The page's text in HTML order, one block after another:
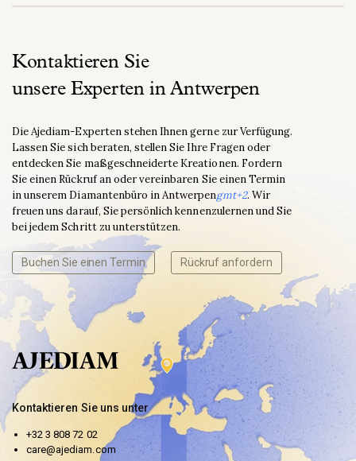
Kontaktieren Sie
unsere Experten in Antwerpen
Die Ajediam-Experten stehen Ihnen gerne zur Verfügung.
Lassen Sie sich beraten, stellen Sie Ihre Fragen oder
entdecken Sie maßgeschneiderte Kreationen. Fordern
Sie einen Rückruf an oder vereinbaren Sie einen Termin
in unserem Diamantenbüro in Antwerpengmt+2. Wir
freuen uns darauf, Sie persönlich kennenzulernen und Sie
bei jedem Schritt zu unterstützen.
Buchen Sie einen Termin Rückruf anfordern
Kontaktieren Sie uns unter
+32 3 808 72 02
care@ajediam.com